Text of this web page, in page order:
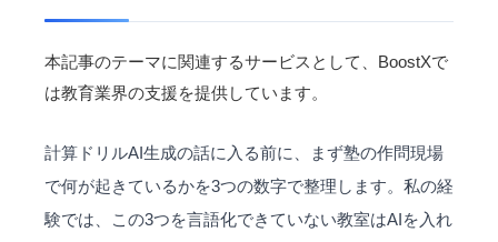
本記事のテーマに関連するサービスとして、BoostXで
は教育業界の支援を提供しています。
計算ドリルAI生成の話に入る前に、まず塾の作問現場
で何が起きているかを3つの数字で整理します。私の経
験では、この3つを言語化できていない教室はAIを入れ